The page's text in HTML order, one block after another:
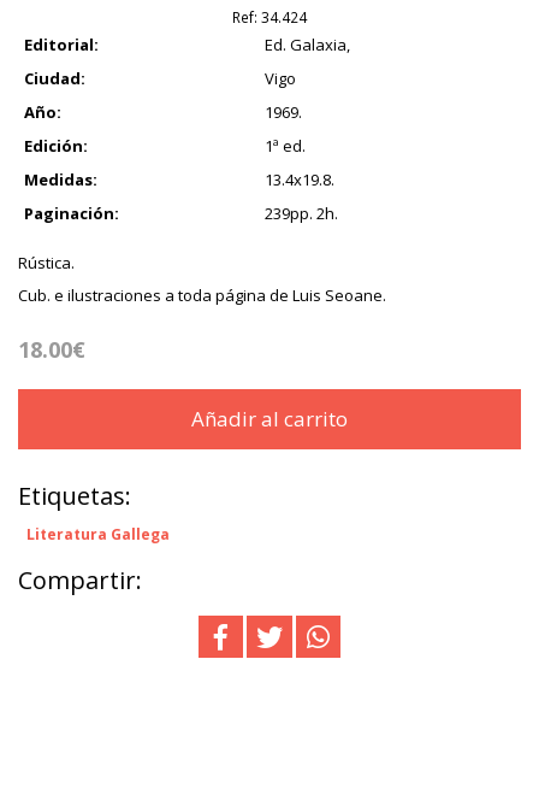
Ref: 34.424
Editorial:
Ed. Galaxia,
Ciudad:
Vigo
Año:
1969.
Edición:
1ª ed.
Medidas:
13.4x19.8.
Paginación:
239pp. 2h.
Rústica.
Cub. e ilustraciones a toda página de Luis Seoane.
18.00€
Añadir al carrito
Etiquetas:
Literatura Gallega
Compartir: